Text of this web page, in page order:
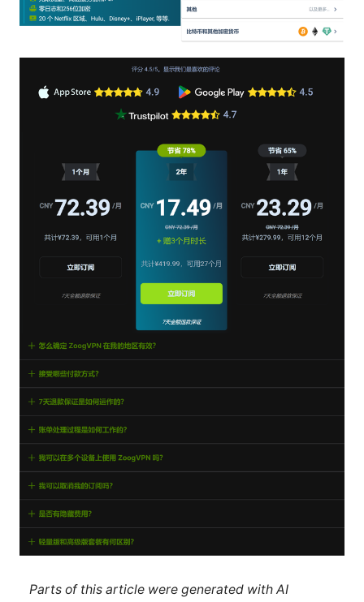
Parts of this article were generated with AI